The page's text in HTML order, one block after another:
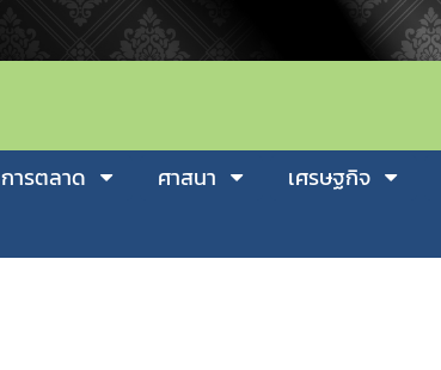
การตลาด ศาสนา เศรษฐกิจ